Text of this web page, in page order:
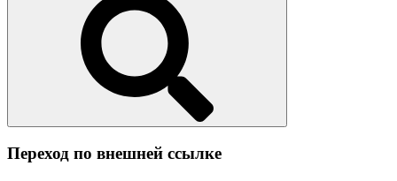
Переход по внешней ссылке